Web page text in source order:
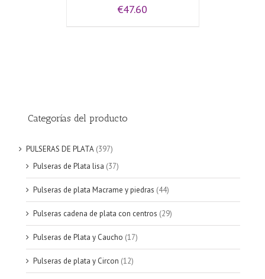
€47.60
Categorías del producto
PULSERAS DE PLATA (397)
Pulseras de Plata lisa (37)
Pulseras de plata Macrame y piedras (44)
Pulseras cadena de plata con centros (29)
Pulseras de Plata y Caucho (17)
Pulseras de plata y Circon (12)